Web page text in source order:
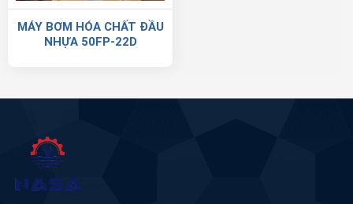
MÁY BƠM HÓA CHẤT ĐẦU
NHỰA 50FP-22D